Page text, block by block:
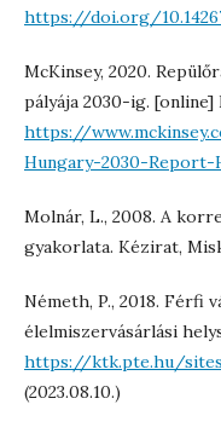
https://doi.org/
McKinsey, 2020.
pályája 2030-ig. [online]
https://
Hungary-2030-Report-
Molnár, L., 2008. A
gyakorlata. Kézirat,
Németh, P., 2018. Férfi
élelmiszervásárlási
https://ktk.pte.hu/
(2023.08.10.)